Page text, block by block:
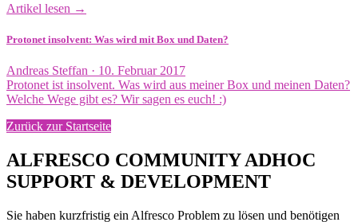
Artikel lesen →
Protonet insolvent: Was wird mit Box und Daten?
Andreas Steffan · Veröffentlicht
am
10. Februar 2017
Protonet ist insolvent. Was wird aus meiner Box und meinen Daten?
Welche Wege gibt es? Wir sagen es euch! :)
Zurück zur Startseite
ALFRESCO COMMUNITY ADHOC
SUPPORT & DEVELOPMENT
Sie haben kurzfristig ein Alfresco Problem zu lösen und benötigen